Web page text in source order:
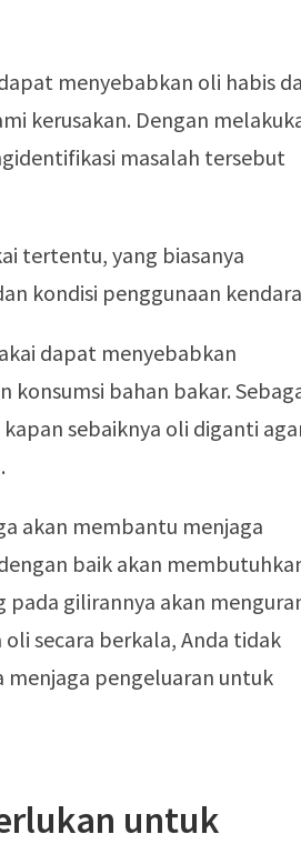
menyebabkan oli habis
kerusakan. Dengan
masalah tersebut
tertentu, yang biasanya
kondisi penggunaan
dapat menyebabkan
konsumsi bahan bakar.
sebaiknya oli diganti
akan membantu menjaga
baik akan
gilirannya akan
secara berkala, Anda tidak
menjaga pengeluaran untuk
untuk